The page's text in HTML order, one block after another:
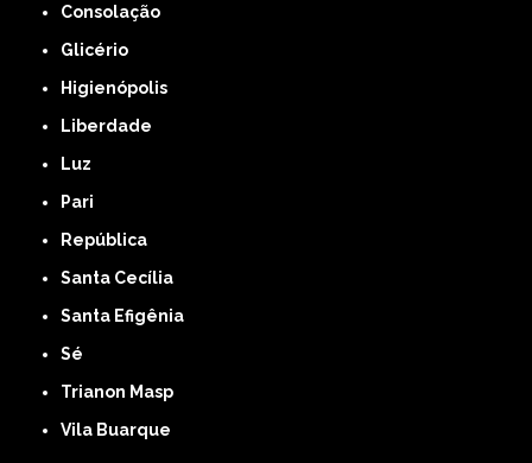
Consolação
Glicério
Higienópolis
Liberdade
Luz
Pari
República
Santa Cecília
Santa Efigênia
Sé
Trianon Masp
Vila Buarque